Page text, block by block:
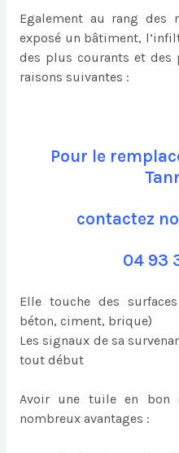
Egalement au rang des
exposé un bâtiment,
des plus courants et
raisons suivantes :
Pour le
contactez
04 93
Elle touche des
béton, ciment, brique)
Les signaux de sa
tout début
Avoir une tuile en bon
nombreux avantages :